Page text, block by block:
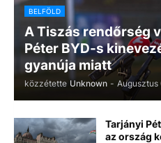
BELFÖLD
A Tiszás rendőrség
Péter BYD-s
gyanúja miatt
közzétette Unknown - Augusztus
Tarjányi
az ország